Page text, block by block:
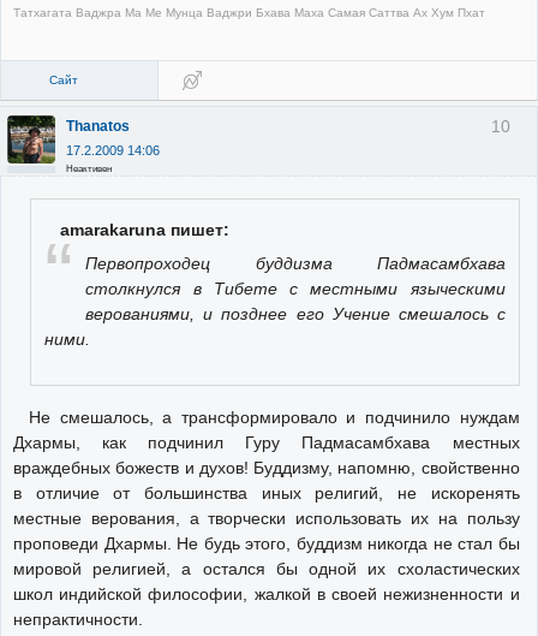
Татхагата Ваджра Ма Ме Мунца Ваджри Бхава Маха Самая Саттва Ах Хум Пхат
Сайт
10
Thanatos
17.2.2009 14:06
Неактивен
amarakaruna пишет:
Первопроходец буддизма Падмасамбхава
столкнулся в Тибете с местными языческими
верованиями, и позднее его Учение смешалось с
ними.
Не смешалось, а трансформировало и подчинило нуждам
Дхармы, как подчинил Гуру Падмасамбхава местных
враждебных божеств и духов! Буддизму, напомню, свойственно
в отличие от большинства иных религий, не искоренять
местные верования, а творчески использовать их на пользу
проповеди Дхармы. Не будь этого, буддизм никогда не стал бы
мировой религией, а остался бы одной их схоластических
школ индийской философии, жалкой в своей нежизненности и
непрактичности.